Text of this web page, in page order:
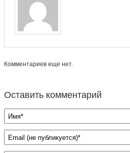
Комментариев еще нет.
Оставить комментарий